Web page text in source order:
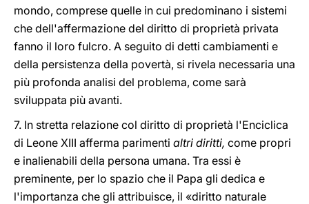
mondo, comprese quelle in cui predominano i sistemi
che dell'affermazione del diritto di proprietà privata
fanno il loro fulcro. A seguito di detti cambiamenti e
della persistenza della povertà, si rivela necessaria una
più profonda analisi del problema, come sarà
sviluppata più avanti.
7. In stretta relazione col diritto di proprietà l'Enciclica
di Leone XIII afferma parimenti altri diritti, come propri
e inalienabili della persona umana. Tra essi è
preminente, per lo spazio che il Papa gli dedica e
l'importanza che gli attribuisce, il «diritto naturale